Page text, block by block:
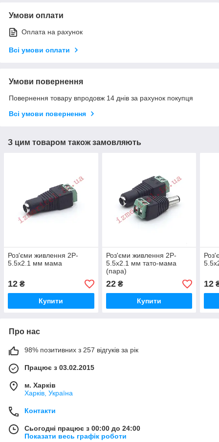
Умови оплати
Оплата на рахунок
Всі умови оплати
Умови повернення
Повернення товару впродовж 14 днів за рахунок покупця
Всі умови повернення
З цим товаром також замовляють
Роз'єми живлення 2P-
5.5x2.1 мм мама
12 ₴
Купити
Роз'єми живлення 2P-
5.5x2.1 мм тато-мама
(пара)
22₴
Купити
12
Про нас
98% позитивних з 257 відгуків за рік
Працює з 03.02.2015
м. Харків
Харків, Україна
Контакти
Сьогодні працює з 00:00 до 24:00
Показати весь графік роботи